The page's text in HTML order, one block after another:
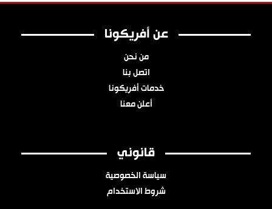
عن أفريكونا
من نحن
اتصل بنا
خدمات أفريكونا
أعلن معنا
قانوني
سياسة الخصوصية
شروط الاستخدام